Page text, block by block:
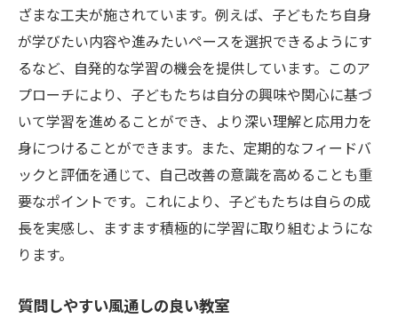
ざまな工夫が施されています。例えば、子どもたち自身
が学びたい内容や進みたいペースを選択できるようにす
るなど、自発的な学習の機会を提供しています。このア
プローチにより、子どもたちは自分の興味や関心に基づ
いて学習を進めることができ、より深い理解と応用力を
身につけることができます。また、定期的なフィードバ
ックと評価を通じて、自己改善の意識を高めることも重
要なポイントです。これにより、子どもたちは自らの成
長を実感し、ますます積極的に学習に取り組むようにな
ります。
質問しやすい風通しの良い教室